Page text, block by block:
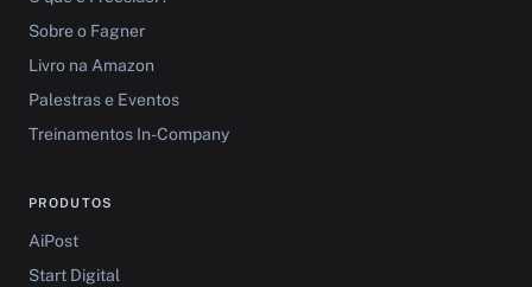
Sobre o Fagner
Livro na Amazon
Palestras e Eventos
Treinamentos In-Company
PRODUTOS
AiPost
Start Digital